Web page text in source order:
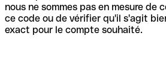
nous ne sommes pas en mesure de
ce code ou de vérifier qu'il s'agit
exact pour le compte souhaité.